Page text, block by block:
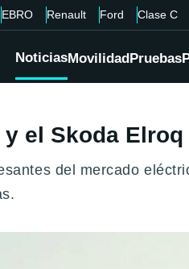
EBRO Renault Ford Clase C
NoticiasMovilidadPruebas
el Skoda
del mercado